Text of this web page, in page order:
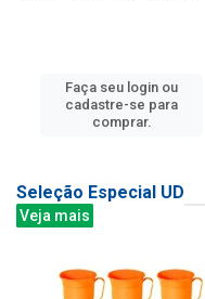
Faça seu login ou
cadastre-se para
comprar.
Seleção Especial UD
Veja mais